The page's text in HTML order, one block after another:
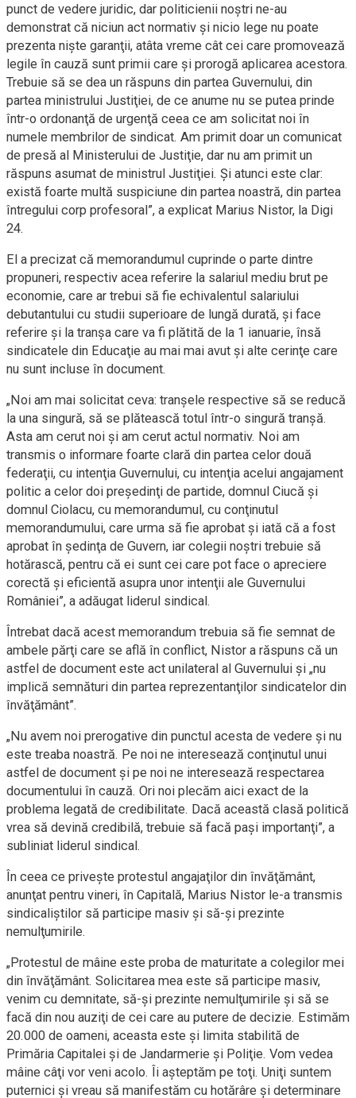
punct de vedere juridic, dar politicienii noştri ne-au
demonstrat că niciun act normativ şi nicio lege nu poate
prezenta nişte garanţii, atâta vreme cât cei care promovează
legile în cauză sunt primii care şi prorogă aplicarea acestora.
Trebuie să se dea un răspuns din partea Guvernului, din
partea ministrului Justiţiei, de ce anume nu se putea prinde
într-o ordonanţă de urgenţă ceea ce am solicitat noi în
numele membrilor de sindicat. Am primit doar un comunicat
de presă al Ministerului de Justiţie, dar nu am primit un
răspuns asumat de ministrul Justiţiei. Şi atunci este clar:
există foarte multă suspiciune din partea noastră, din partea
întregului corp profesoral”, a explicat Marius Nistor, la Digi
24.
El a precizat că memorandumul cuprinde o parte dintre
propuneri, respectiv acea referire la salariul mediu brut pe
economie, care ar trebui să fie echivalentul salariului
debutantului cu studii superioare de lungă durată, şi face
referire şi la tranşa care va fi plătită de la 1 ianuarie, însă
sindicatele din Educaţie au mai mai avut şi alte cerinţe care
nu sunt incluse în document.
„Noi am mai solicitat ceva: tranşele respective să se reducă
la una singură, să se plătească totul într-o singură tranşă.
Asta am cerut noi şi am cerut actul normativ. Noi am
transmis o informare foarte clară din partea celor două
federaţii, cu intenţia Guvernului, cu intenţia acelui angajament
politic a celor doi preşedinţi de partide, domnul Ciucă şi
domnul Ciolacu, cu memorandumul, cu conţinutul
memorandumului, care urma să fie aprobat şi iată că a fost
aprobat în şedinţa de Guvern, iar colegii noştri trebuie să
hotărască, pentru că ei sunt cei care pot face o apreciere
corectă şi eficientă asupra unor intenţii ale Guvernului
României”, a adăugat liderul sindical.
Întrebat dacă acest memorandum trebuia să fie semnat de
ambele părţi care se află în conflict, Nistor a răspuns că un
astfel de document este act unilateral al Guvernului şi „nu
implică semnături din partea reprezentanţilor sindicatelor din
învăţământ”.
„Nu avem noi prerogative din punctul acesta de vedere şi nu
este treaba noastră. Pe noi ne interesează conţinutul unui
astfel de document şi pe noi ne interesează respectarea
documentului în cauză. Ori noi plecăm aici exact de la
problema legată de credibilitate. Dacă această clasă politică
vrea să devină credibilă, trebuie să facă paşi importanţi”, a
subliniat liderul sindical.
În ceea ce priveşte protestul angajaţilor din învăţământ,
anunţat pentru vineri, în Capitală, Marius Nistor le-a transmis
sindicaliştilor să participe masiv şi să-şi prezinte
nemulţumirile.
„Protestul de mâine este proba de maturitate a colegilor mei
din învăţământ. Solicitarea mea este să participe masiv,
venim cu demnitate, să-şi prezinte nemulţumirile şi să se
facă din nou auziţi de cei care au putere de decizie. Estimăm
20.000 de oameni, aceasta este şi limita stabilită de
Primăria Capitalei şi de Jandarmerie şi Poliţie. Vom vedea
mâine câţi vor veni acolo. Îi aşteptăm pe toţi. Uniţi suntem
puternici şi vreau să manifestăm cu hotărâre şi determinare